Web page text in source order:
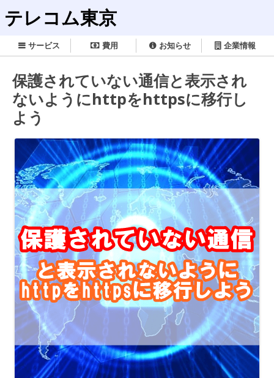
テレコム東京
サービス 費用 お知らせ 企業情報
保護されていない通信と表示され
ないようにhttpをhttpsに移行し
よう